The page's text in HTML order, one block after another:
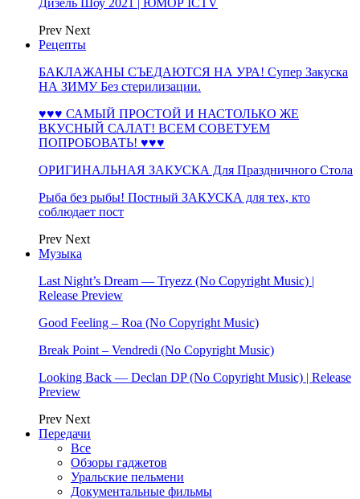
Дизель Шоу 2021 | ЮМОР ICTV
Prev Next
Рецепты
БАКЛАЖАНЫ СЪЕДАЮТСЯ НА УРА! Супер Закуска
НА ЗИМУ Без стерилизации.
♥♥♥ САМЫЙ ПРОСТОЙ И НАСТОЛЬКО ЖЕ
ВКУСНЫЙ САЛАТ! ВСЕМ СОВЕТУЕМ
ПОПРОБОВАТЬ! ♥♥♥
ОРИГИНАЛЬНАЯ ЗАКУСКА Для Праздничного Стола
Рыба без рыбы! Постный ЗАКУСКА для тех, кто
соблюдает пост
Prev Next
Музыка
Last Night’s Dream — Tryezz (No Copyright Music) |
Release Preview
Good Feeling – Roa (No Copyright Music)
Break Point – Vendredi (No Copyright Music)
Looking Back — Declan DP (No Copyright Music) | Release
Preview
Prev Next
Передачи
Все
Обзоры гаджетов
Уральские пельмени
Документальные фильмы